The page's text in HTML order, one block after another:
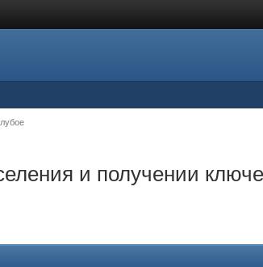
и получении